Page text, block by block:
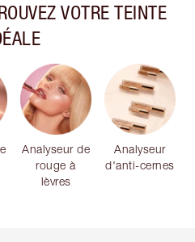
VOTRE TEINTE
Analyseur de
rouge à
lèvres
Analyseur
d'anti-cernes